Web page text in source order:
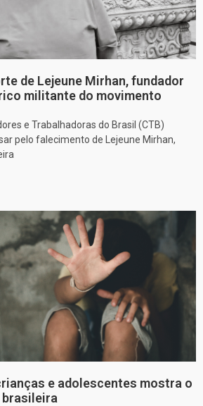
de Lejeune Mirhan, fundador
militante do movimento
e Trabalhadoras do Brasil (CTB)
pelo falecimento de Lejeune Mirhan,
e adolescentes mostra o
brasileira